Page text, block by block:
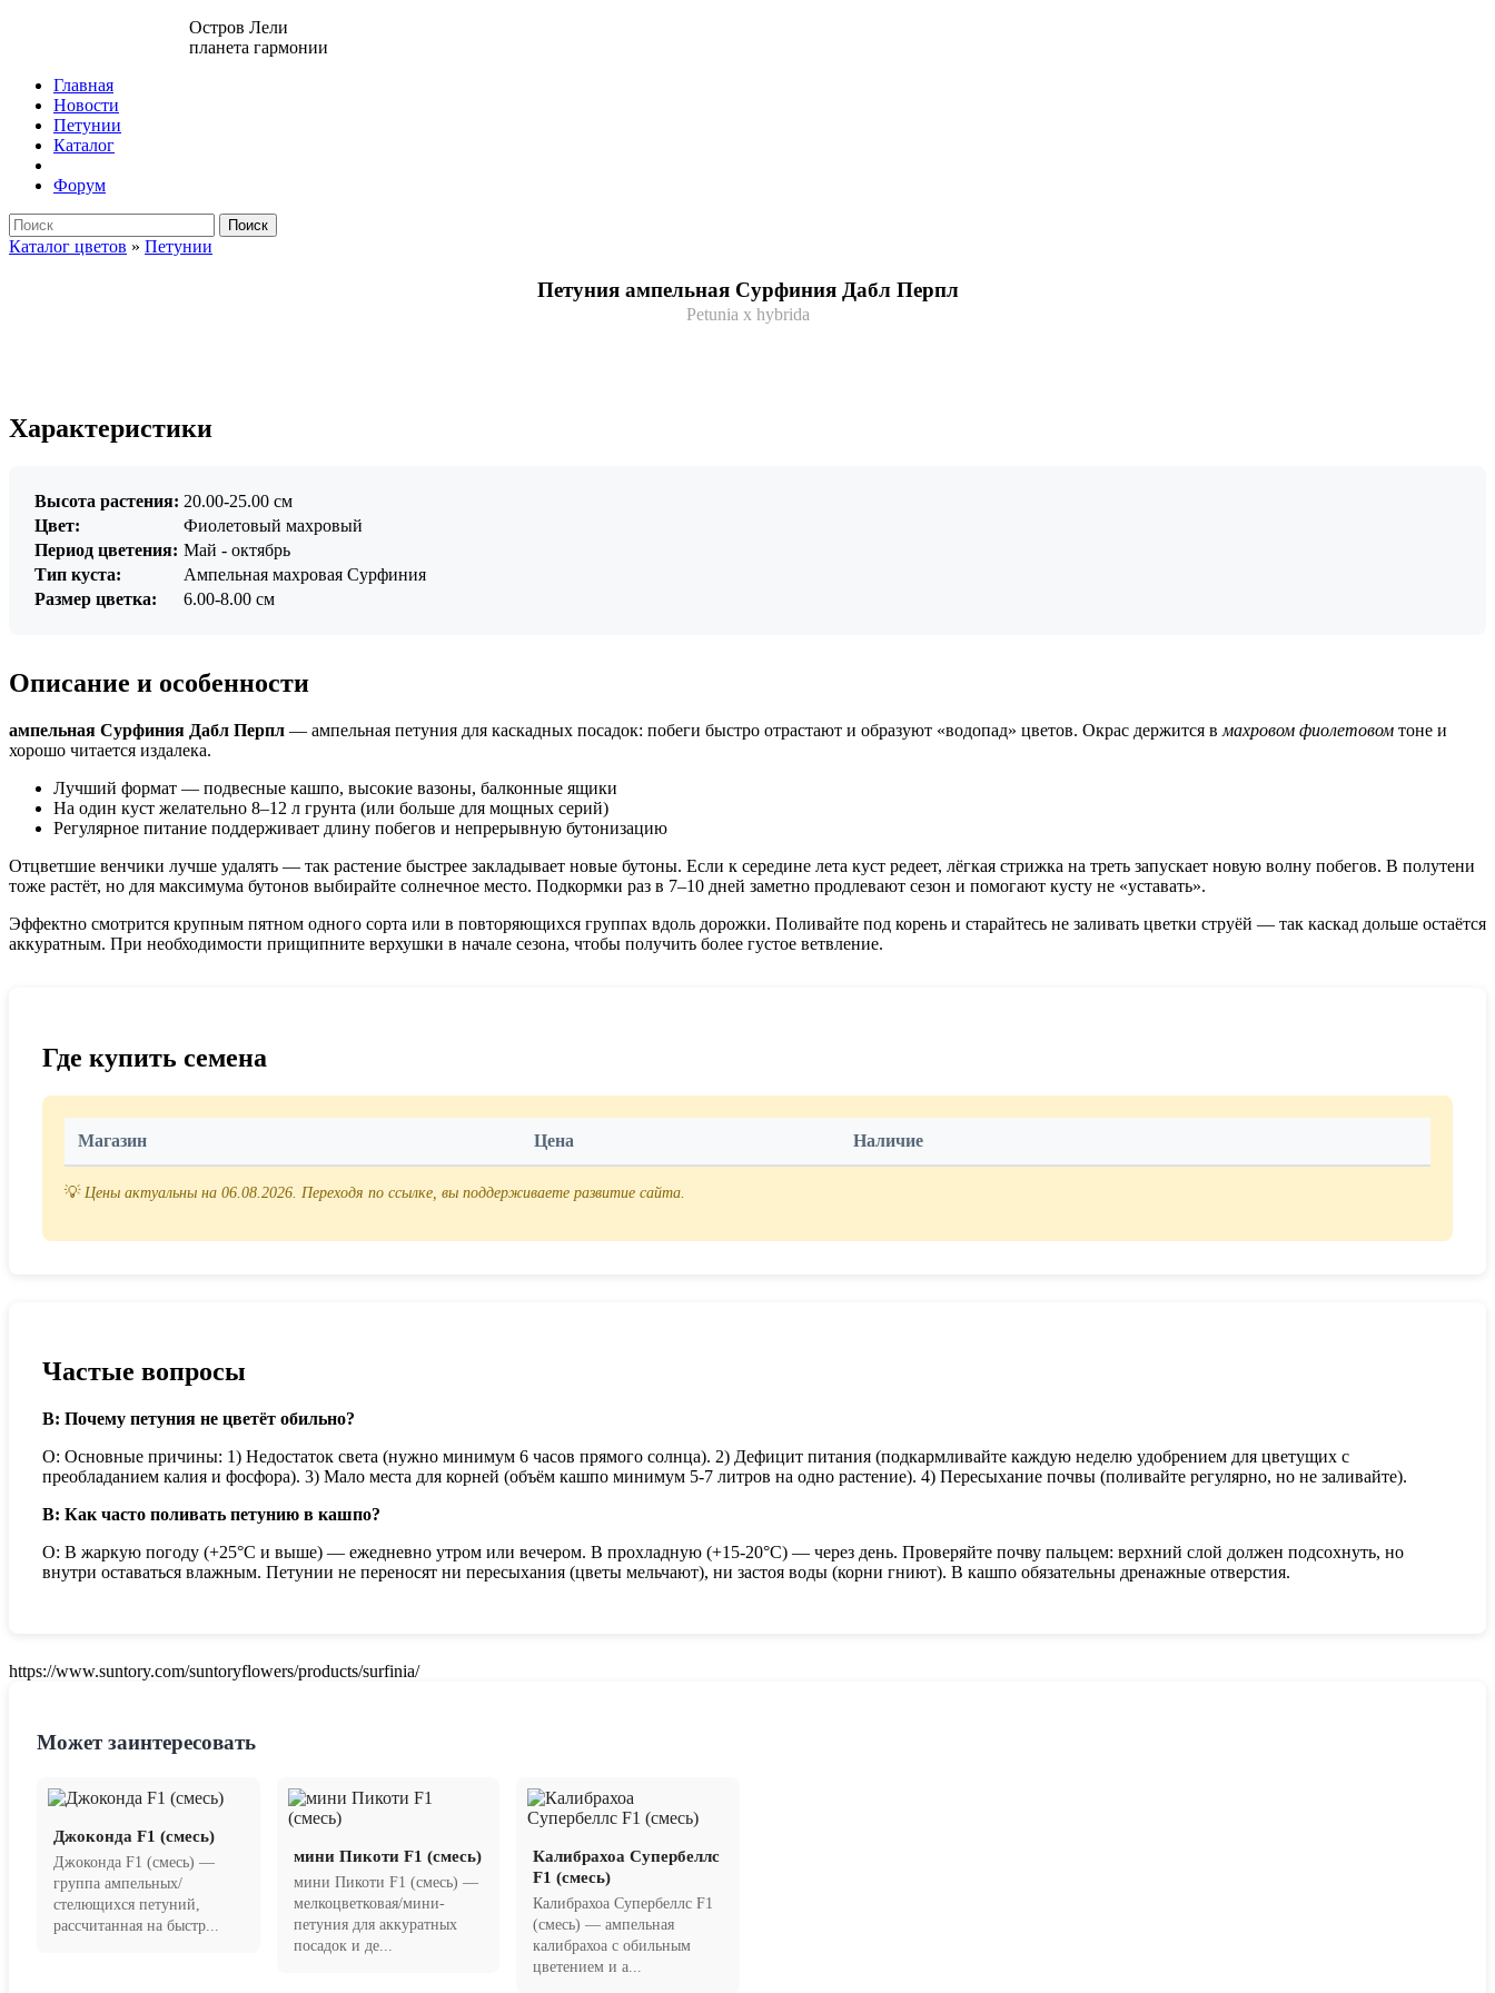
Остров Лели
планета гармонии
Главная
Новости
Петунии
Каталог
Форум
Поиск
Каталог цветов » Петунии
Петуния ампельная Сурфиния Дабл Перпл
Petunia x hybrida
Характеристики
Высота растения: 20.00-25.00 см
Цвет:
Фиолетовый махровый
Период цветения: Май - октябрь
Тип куста:
Ампельная махровая Сурфиния
Размер цветка:
6.00-8.00 см
Описание и особенности
ампельная Сурфиния Дабл Перпл — ампельная петуния для каскадных посадок: побеги быстро отрастают и образуют «водопад» цветов. Окрас держится в махровом фиолетовом тоне и
хорошо читается издалека.
Лучший формат — подвесные кашпо, высокие вазоны, балконные ящики
На один куст желательно 8–12 л грунта (или больше для мощных серий)
Регулярное питание поддерживает длину побегов и непрерывную бутонизацию
Отцветшие венчики лучше удалять — так растение быстрее закладывает новые бутоны. Если к середине лета куст редеет, лёгкая стрижка на треть запускает новую волну побегов. В полутени
тоже растёт, но для максимума бутонов выбирайте солнечное место. Подкормки раз в 7–10 дней заметно продлевают сезон и помогают кусту не «уставать».
Эффектно смотрится крупным пятном одного сорта или в повторяющихся группах вдоль дорожки. Поливайте под корень и старайтесь не заливать цветки струёй — так каскад дольше остаётся
аккуратным. При необходимости прищипните верхушки в начале сезона, чтобы получить более густое ветвление.
Где купить семена
Магазин Цена Наличие
💡 Цены актуальны на 06.08.2026. Переходя по ссылке, вы поддерживаете развитие сайта.
Частые вопросы
В: Почему петуния не цветёт обильно?
О: Основные причины: 1) Недостаток света (нужно минимум 6 часов прямого солнца). 2) Дефицит питания (подкармливайте каждую неделю удобрением для цветущих с
преобладанием калия и фосфора). 3) Мало места для корней (объём кашпо минимум 5-7 литров на одно растение). 4) Пересыхание почвы (поливайте регулярно, но не заливайте).
В: Как часто поливать петунию в кашпо?
О: В жаркую погоду (+25°C и выше) — ежедневно утром или вечером. В прохладную (+15-20°C) — через день. Проверяйте почву пальцем: верхний слой должен подсохнуть, но
внутри оставаться влажным. Петунии не переносят ни пересыхания (цветы мельчают), ни застоя воды (корни гниют). В кашпо обязательны дренажные отверстия.
https://www.suntory.com/suntoryflowers/products/surfinia/
Может заинтересовать
Джоконда F1 (смесь)
Джоконда F1 (смесь) —
группа ампельных/
стелющихся петуний,
рассчитанная на быстр...
мини Пикоти F1 (смесь)
мини Пикоти F1 (смесь) —
мелкоцветковая/мини-
петуния для аккуратных
посадок и де...
Калибрахоа Супербеллс
F1 (смесь)
Калибрахоа Супербеллс F1
(смесь) — ампельная
калибрахоа с обильным
цветением и а...